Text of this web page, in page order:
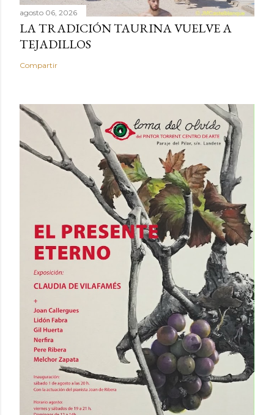
agosto 06, 2026
LA TRADICIÓN TAURINA VUELVE A
TEJADILLOS
Compartir